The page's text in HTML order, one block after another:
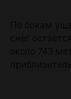
По бокам
снег
около 743